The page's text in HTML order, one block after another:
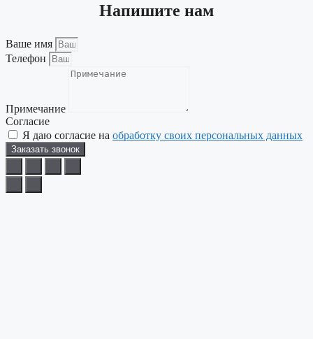
Напишите нам
Ваше имя
Телефон
Примечание
Согласие
Я даю согласие на обработку своих персональных данных
Заказать звонок